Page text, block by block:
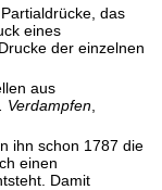
das
eines
der einzelnen
aus
Verdampfen
ihn schon 1787 die
einen
Damit